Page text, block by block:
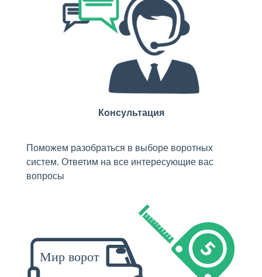
Консультация
Поможем разобраться в выборе воротных
систем. Ответим на все интересующие вас
вопросы